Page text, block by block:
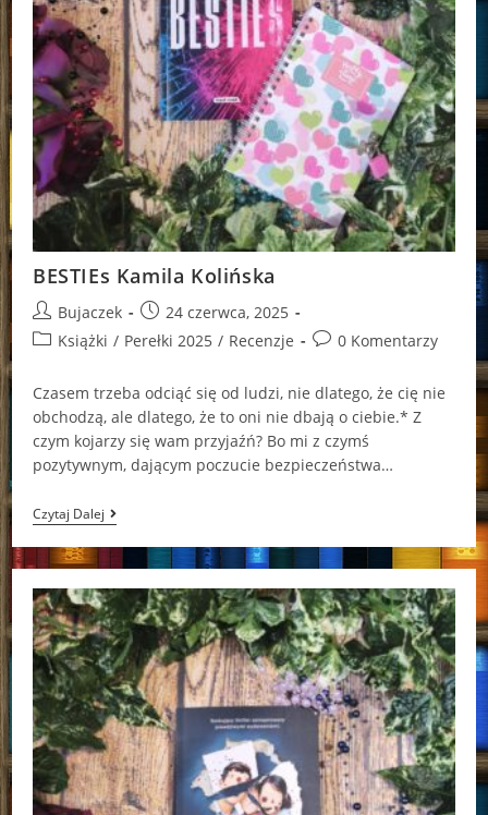
BESTIEs Kamila Kolińska
Post
author:
Bujaczek
Post
published:
24 czerwca, 2025
PostKsiążki / Perełki 2025 / Recenzje
Post0 Komentarzy
Czasem trzeba odciąć się od ludzi, nie dlatego, że cię nie
obchodzą, ale dlatego, że to oni nie dbają o ciebie.* Z
czym kojarzy się wam przyjaźń? Bo mi z czymś
pozytywnym, dającym poczucie bezpieczeństwa…
Czytaj DalejBESTIEs
Kamila
Kolińska